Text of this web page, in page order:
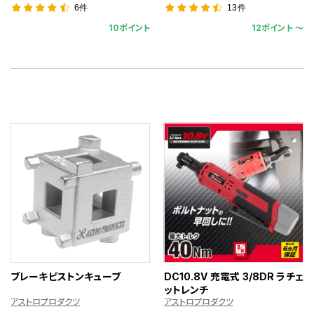
6件
10ポイント
13件
12ポイント 〜
ブレーキピストンキューブ
アストロプロダクツ
DC10.8V 充電式 3/8DR ラチェ
ットレンチ
アストロプロダクツ